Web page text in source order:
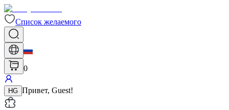
Список желаемого
0
HG Привет, Guest!